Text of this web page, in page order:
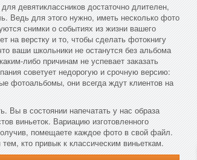
девятиклассников достаточно длителен,
Ведь для этого нужно, иметь несколько фото
снимки о событиях из жизни вашего
на верстку и то, чтобы сделать фотокнигу
ваши школьники не останутся без альбома
либо причинам не успевает заказать
советует недорогую и срочную версию:
фотоальбомы, они всегда ждут клиентов на
Вы в состоянии напечатать у нас образа
виньеток. Вариацию изготовленного
помещаете каждое фото в свой файл.
кто привык к классическим виньеткам.